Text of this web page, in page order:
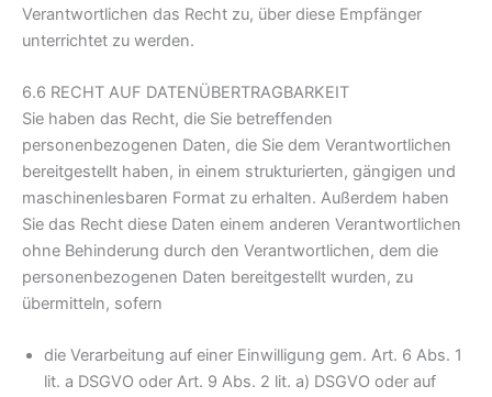
Verantwortlichen das Recht zu, über diese Empfänger
unterrichtet zu werden.
6.6 RECHT AUF DATENÜBERTRAGBARKEIT
Sie haben das Recht, die Sie betreffenden
personenbezogenen Daten, die Sie dem Verantwortlichen
bereitgestellt haben, in einem strukturierten, gängigen und
maschinenlesbaren Format zu erhalten. Außerdem haben
Sie das Recht diese Daten einem anderen Verantwortlichen
ohne Behinderung durch den Verantwortlichen, dem die
personenbezogenen Daten bereitgestellt wurden, zu
übermitteln, sofern
die Verarbeitung auf einer Einwilligung gem. Art. 6 Abs. 1
lit. a DSGVO oder Art. 9 Abs. 2 lit. a) DSGVO oder auf